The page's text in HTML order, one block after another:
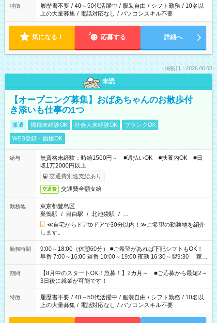
特徴 履歴書不要 / 40～50代活躍中 / 服装自由 / シフト勤務 / 10名以
上の大量募集 / 電話対応なし / パソコンスキル不要
気になる！ 応募する 詳細へ
掲載日：2026.08.08
未読
【オープニング募集】おばあちゃんのお散歩付
き添いも仕事の1つ
派遣 職種未経験OK 社会人未経験OK
ブランクOK
WEB登録・面接OK
給与
無資格未経験：時給1500円～ ■週払いOK ■扶養内OK ■日
収1万2000円以上
交通費別途支給あり
交通費 交通費全額支給
勤務地
東京都豊島区
巣鴨駅 / 目白駅 / 北池袋駅 / …
≪自宅からドアtoドアで30分以内！≫ご希望の勤務地を紹介
します。
勤務時間
9:00～18:00（休憩60分） ■ご希望があれば下記シフトもOK！
早番 7:00～16:00 遅番 10:00～19:00 夜勤 16:30～翌9:30 「家族
と休みを合わせたい」 「余裕を持って夕飯の準備がしたい」
「できれば残業はしたくない」 など、ご希望を教えてください
ね。 ※Wワーク希望の方へ 今ご覧のお仕事で希望する勤務時間
と、もう1つのお仕事の勤務時間。 合計で週40時間を超える場
合は応募できません。
期間
【8月中のスタートOK！急募！】2カ月～ ■ご応募から最短2～
3日後に就業が可能です！
特徴 履歴書不要 / 40～50代活躍中 / 服装自由 / シフト勤務 / 10名以
上の大量募集 / 電話対応なし / パソコンスキル不要